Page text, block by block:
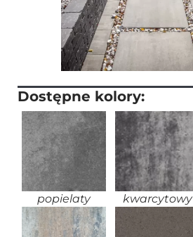
Dostępne kolory:
popielaty kwarcytowy